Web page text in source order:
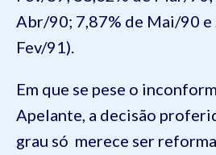
Abr/90; 7,87% de Mai/90 e
Fev/91).
Em que se pese o
Apelante, a decisão
grau só merece ser